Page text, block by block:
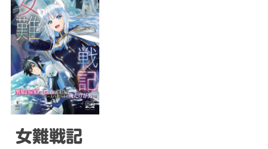
女難戦記